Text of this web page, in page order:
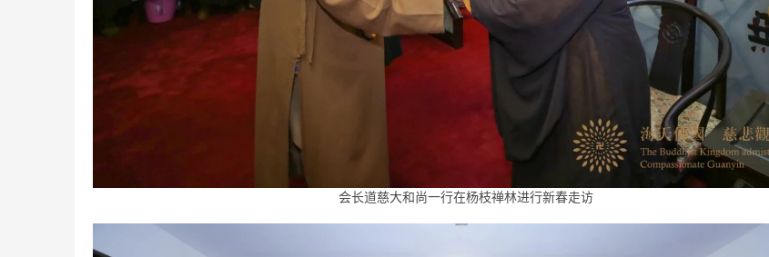
会长道慈大和尚一行在杨枝禅林进行新春走访